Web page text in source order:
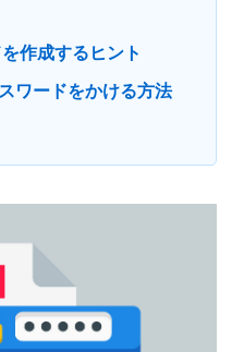
作成するヒント
ワードをかける方法